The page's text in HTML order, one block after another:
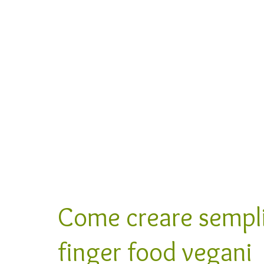
Come creare
finger food vegani